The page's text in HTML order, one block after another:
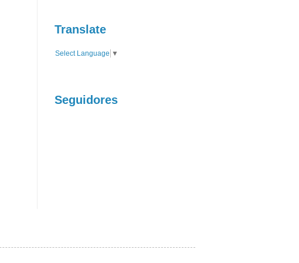
Translate
Select Language ▼
Seguidores